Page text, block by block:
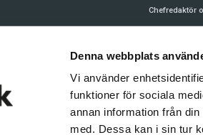
Denna webbplats
Vi använder
funktioner för sociala
annan information från
med. Dessa kan i sin tur
Chefredaktör
Kundtjänst
Användning
tillåten.